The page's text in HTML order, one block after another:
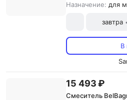
Назначение: для
завтра •
В
15 493 ₽
Смеситель